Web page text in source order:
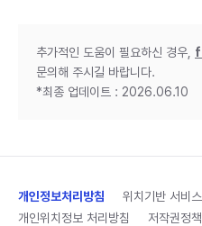
추가적인 도움이 필요하신 경우,
문의해 주시길 바랍니다.
*최종 업데이트 : 2026.06.10
개인정보처리방침
위치기반 서비
개인위치정보 처리방침
저작권정책